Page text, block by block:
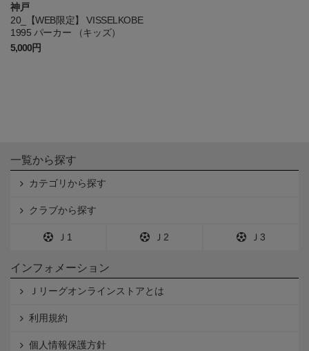
神戸
20_【WEB限定】 VISSELKOBE
1995 パーカー （キッズ）
5,000円
一覧から探す
カテゴリから探す
クラブから探す
Ｊ1 Ｊ2 Ｊ3
インフォメーション
Ｊリーグオンラインストアとは
利用規約
個人情報保護方針